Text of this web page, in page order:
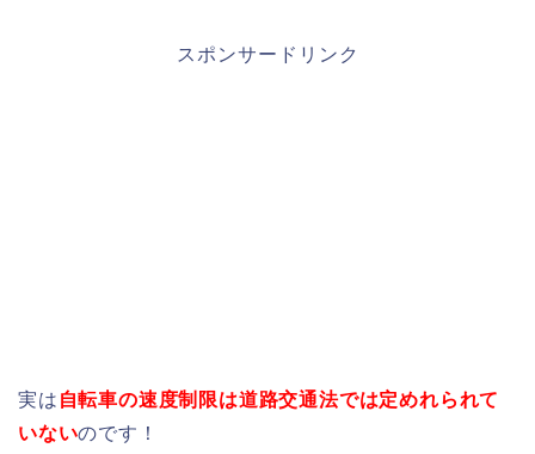
スポンサードリンク
実は 自転車の速度制限は道路交通法では定めれられて
いないのです！